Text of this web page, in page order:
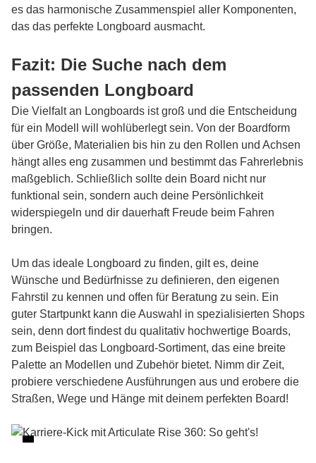
es das harmonische Zusammenspiel aller Komponenten,
das das perfekte Longboard ausmacht.
Fazit: Die Suche nach dem
passenden Longboard
Die Vielfalt an Longboards ist groß und die Entscheidung
für ein Modell will wohlüberlegt sein. Von der Boardform
über Größe, Materialien bis hin zu den Rollen und Achsen
hängt alles eng zusammen und bestimmt das Fahrerlebnis
maßgeblich. Schließlich sollte dein Board nicht nur
funktional sein, sondern auch deine Persönlichkeit
widerspiegeln und dir dauerhaft Freude beim Fahren
bringen.
Um das ideale Longboard zu finden, gilt es, deine
Wünsche und Bedürfnisse zu definieren, den eigenen
Fahrstil zu kennen und offen für Beratung zu sein. Ein
guter Startpunkt kann die Auswahl in spezialisierten Shops
sein, denn dort findest du qualitativ hochwertige Boards,
zum Beispiel das Longboard-Sortiment, das eine breite
Palette an Modellen und Zubehör bietet. Nimm dir Zeit,
probiere verschiedene Ausführungen aus und erobere die
Straßen, Wege und Hänge mit deinem perfekten Board!